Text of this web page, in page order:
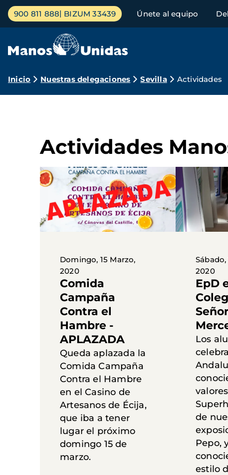
Pasar
contenido
Menú
principal
900 811 888 BIZUM 33439 Únete al equipo
Ruta
Inicio Nuestras delegaciones Sevilla Actividades
Actividades
Domingo, 15 Marzo,
2020
Comida
Campaña
Contra el
Hambre -
APLAZADA
Queda aplazada la
Comida Campaña
Contra el Hambre
en el Casino de
Artesanos de Écija,
que iba a tener
lugar el próximo
domingo 15 de
marzo.
2020
EpD
Los
de
Pepo,
estilo